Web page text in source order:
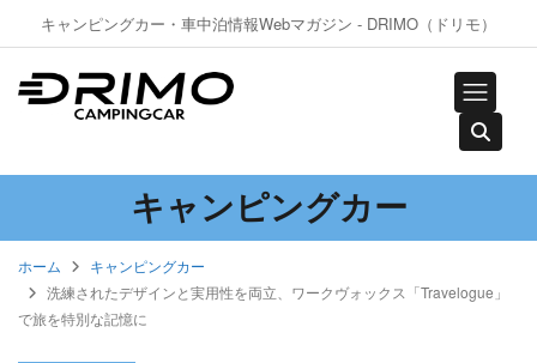
キャンピングカー・車中泊情報Webマガジン - DRIMO（ドリモ）
キャンピングカー
ホーム
キャンピングカー
洗練されたデザインと実用性を両立、ワークヴォックス「Travelogue」
で旅を特別な記憶に